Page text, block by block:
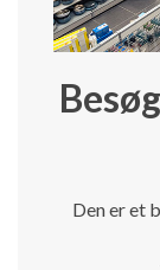
Den er et